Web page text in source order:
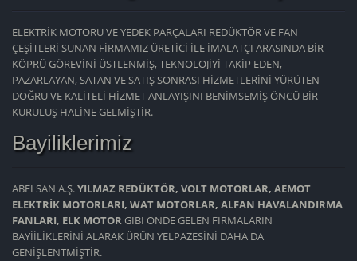
ELEKTRİK MOTORU VE YEDEK PARÇALARI REDÜKTÖR VE FAN
ÇEŞİTLERİ SUNAN FİRMAMIZ ÜRETİCİ İLE İMALATÇI ARASINDA BİR
KÖPRÜ GÖREVİNİ ÜSTLENMİŞ, TEKNOLOJİYİ TAKİP EDEN,
PAZARLAYAN, SATAN VE SATIŞ SONRASI HİZMETLERİNİ YÜRÜTEN
DOĞRU VE KALİTELİ HİZMET ANLAYIŞINI BENİMSEMİŞ ÖNCÜ BİR
KURULUŞ HALİNE GELMİŞTİR.
Bayiliklerimiz
ABELSAN A.Ş.YILMAZ REDÜKTÖR, VOLT MOTORLAR, AEMOT
ELEKTRİK MOTORLARI, WAT MOTORLAR, ALFAN HAVALANDIRMA
FANLARI, ELK MOTORGİBİ ÖNDE GELEN FİRMALARIN
BAYİİLİKLERİNİ ALARAK ÜRÜN YELPAZESİNİ DAHA DA
GENİŞLENTMİŞTİR.